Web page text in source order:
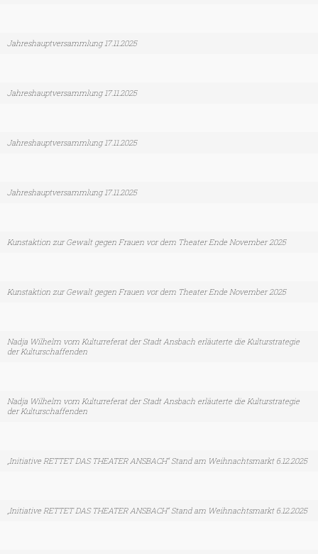
Jahreshauptversammlung 17.11.2025
Jahreshauptversammlung 17.11.2025
Jahreshauptversammlung 17.11.2025
Jahreshauptversammlung 17.11.2025
Kunstaktion zur Gewalt gegen Frauen vor dem Theater Ende November 2025
Kunstaktion zur Gewalt gegen Frauen vor dem Theater Ende November 2025
Nadja Wilhelm vom Kulturreferat der Stadt Ansbach erläuterte die Kulturstrategie
der Kulturschaffenden
Nadja Wilhelm vom Kulturreferat der Stadt Ansbach erläuterte die Kulturstrategie
der Kulturschaffenden
„Initiative RETTET DAS THEATER ANSBACH“ Stand am Weihnachtsmarkt 6.12.2025
„Initiative RETTET DAS THEATER ANSBACH“ Stand am Weihnachtsmarkt 6.12.2025